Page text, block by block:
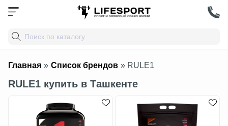
Главная » Список брендов » RULE1
RULE1 купить в Ташкенте